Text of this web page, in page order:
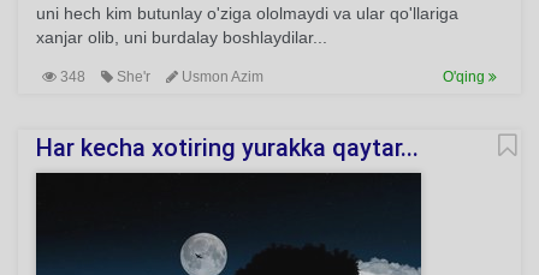
uni hech kim butunlay o'ziga ololmaydi va ular qo'llariga
xanjar olib, uni burdalay boshlaydilar...
348 She'r Usmon Azim O'qing
Har kecha xotiring yurakka qaytar...